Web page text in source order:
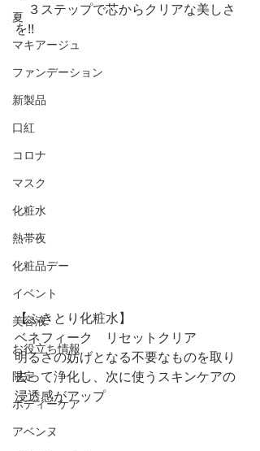
夏
マキアージュ
ファンデーション
新製品
口紅
コロナ
マスク
化粧水
熱帯夜
化粧品デー
イベント
美容液
お役立ち情報
限定
ボディーケア
アベンヌ
３ステップで芯からクリアな美しさ
を!!
【ふきとり化粧水】
ベネフィーク　リセットクリア
明るさの妨げとなる不要なものを取り
去って浄化し、次に使うスキンケアの
浸透感がアップ